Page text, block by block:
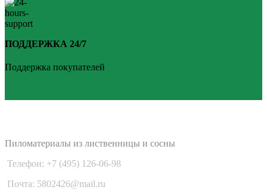
ПОДДЕРЖКА 24/7
Поддержка покупателей
Пиломатериалы из лиственницы и сосны
Телефон: +7 (495) 126-06-98
Почта: 5802426@mail.ru